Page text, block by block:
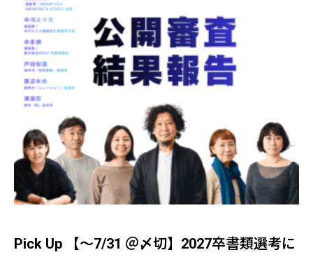
Pick Up 【～7/31 ＠〆切】2027卒書類選考に